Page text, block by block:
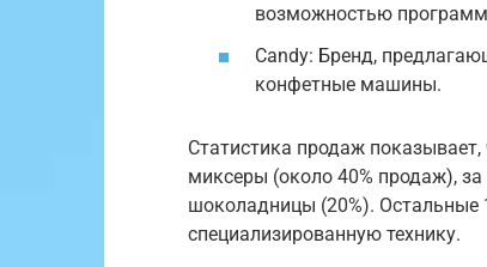
возможностью
Candy: Бренд,
конфетные машины.
Статистика продаж
миксеры (около 40% продаж),
шоколадницы (20%).
специализированную технику.